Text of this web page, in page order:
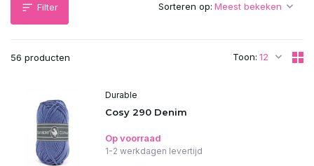
Filter
56 producten Toon:
Sorteren op:
Durable
Cosy 290 Denim
Op voorraad
1-2 werkdagen levertijd